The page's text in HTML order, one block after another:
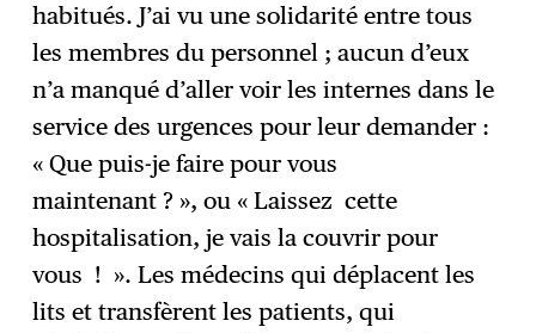
habitués. J’ai vu une solidarité entre tous
les membres du personnel ; aucun d’eux
n’a manqué d’aller voir les internes dans le
service des urgences pour leur demander :
« Que puis-je faire pour vous
maintenant ? », ou « Laissez cette
hospitalisation, je vais la couvrir pour
vous ! ». Les médecins qui déplacent les
lits et transfèrent les patients, qui